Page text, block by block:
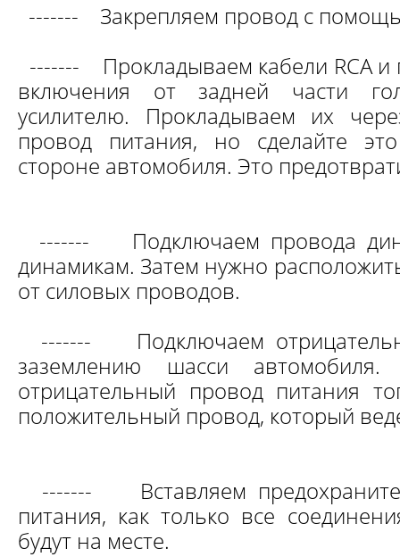
------- Закрепляем провод с
------- Прокладываем кабели RCA
включения от задней части
усилителю. Прокладываем их
провод питания, но сделайте
стороне автомобиля. Это
------- Подключаем провода
динамикам. Затем нужно
от силовых проводов.
------- Подключаем
заземлению шасси автомобиля.
отрицательный провод питания
положительный провод, который
------- Вставляем
питания, как только все
будут на месте.